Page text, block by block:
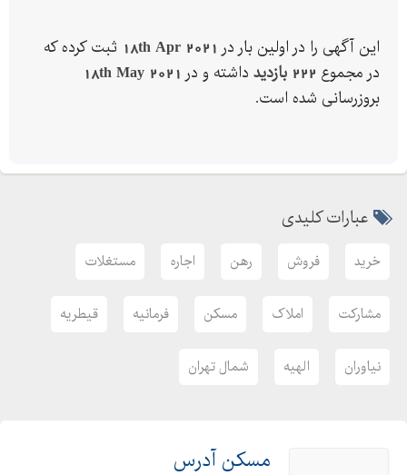
این آگهی را در اولین بار در 18th Apr 2021 ثبت کرده که
در مجموع 222 بازدید داشته و در 18th May 2021
بروزرسانی شده است.
عبارات کلیدی
خرید فروش رهن اجاره مستغلات
مشارکت املاک مسکن فرمانیه قیطریه
نیاوران الهیه شمال تهران
مسکن آدرس